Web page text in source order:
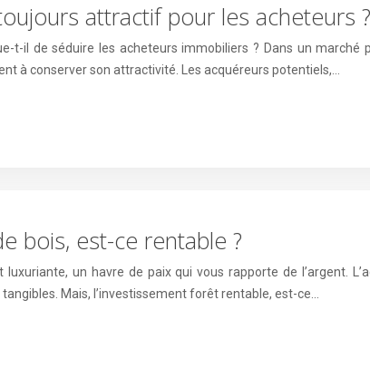
attractif pour les acheteurs ?
t-il de séduire les acheteurs immobiliers ? Dans un
à conserver son attractivité. Les acquéreurs potentiels,…
bois, est-ce rentable ?
un havre de paix qui vous rapporte de l’argent.
Mais, l’investissement forêt rentable, est-ce…